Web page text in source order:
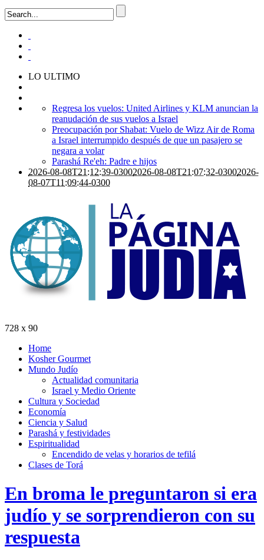
LO ULTIMO
Regresa los vuelos: United Airlines y KLM anuncian la
reanudación de sus vuelos a Israel
Preocupación por Shabat: Vuelo de Wizz Air de Roma
a Israel interrumpido después de que un pasajero se
negara a volar
Parashá Re'eh: Padre e hijos
2026-08-08T21:12:39-03002026-08-08T21:07:32-03002026-
08-07T11:09:44-0300
728 x 90
Home
Kosher Gourmet
Mundo Judío
Actualidad comunitaria
Israel y Medio Oriente
Cultura y Sociedad
Economía
Ciencia y Salud
Parashá y festividades
Espiritualidad
Encendido de velas y horarios de tefilá
Clases de Torá
En broma le preguntaron si era
judío y se sorprendieron con su
respuesta